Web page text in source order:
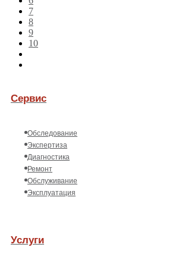
7
8
9
10
Сервис
Обследование
Экспертиза
Диагностика
Ремонт
Обслуживание
Эксплуатация
Услуги